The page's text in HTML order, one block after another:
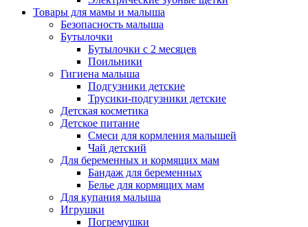
Товары для мамы и малыша
Безопасность малыша
Бутылочки
Бутылочки с 2 месяцев
Поильники
Гигиена малыша
Подгузники детские
Трусики-подгузники детские
Детская косметика
Детское питание
Смеси для кормления малышей
Чай детский
Для беременных и кормящих мам
Бандаж для беременных
Белье для кормящих мам
Для купания малыша
Игрушки
Погремушки